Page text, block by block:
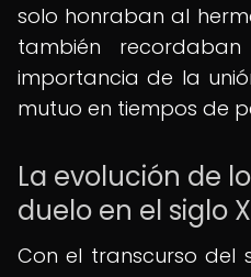
solo honraban al
también
importancia de la
mutuo en tiempos de
La evolución de
duelo en el siglo
Con el transcurso del